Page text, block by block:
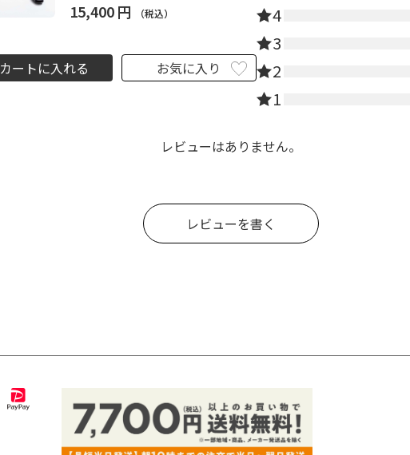
15,400円 （税込）
カートに入れる お気に入り
4
3
2
1
レビューはありません。
レビューを書く